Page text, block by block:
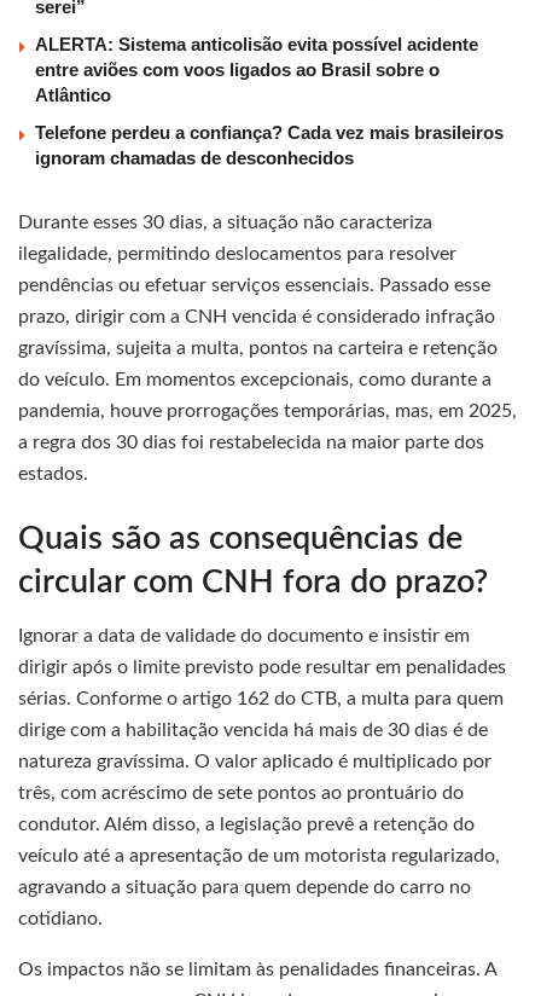
serei”
ALERTA: Sistema anticolisão evita possível acidente
entre aviões com voos ligados ao Brasil sobre o
Atlântico
Telefone perdeu a confiança? Cada vez mais brasileiros
ignoram chamadas de desconhecidos
Durante esses 30 dias, a situação não caracteriza
ilegalidade, permitindo deslocamentos para resolver
pendências ou efetuar serviços essenciais. Passado esse
prazo, dirigir com a CNH vencida é considerado infração
gravíssima, sujeita a multa, pontos na carteira e retenção
do veículo. Em momentos excepcionais, como durante a
pandemia, houve prorrogações temporárias, mas, em 2025,
a regra dos 30 dias foi restabelecida na maior parte dos
estados.
Quais são as consequências de
circular com CNH fora do prazo?
Ignorar a data de validade do documento e insistir em
dirigir após o limite previsto pode resultar em penalidades
sérias. Conforme o artigo 162 do CTB, a multa para quem
dirige com a habilitação vencida há mais de 30 dias é de
natureza gravíssima. O valor aplicado é multiplicado por
três, com acréscimo de sete pontos ao prontuário do
condutor. Além disso, a legislação prevê a retenção do
veículo até a apresentação de um motorista regularizado,
agravando a situação para quem depende do carro no
cotidiano.
Os impactos não se limitam às penalidades financeiras. A